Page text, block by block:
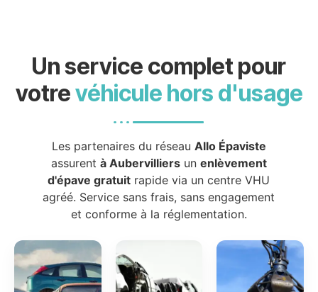
Un service complet pour
votrevéhicule hors d'usage
Les partenaires du réseau Allo Épaviste
assurent à Aubervilliersun enlèvement
d'épave gratuit rapide via un centre VHU
agréé. Service sans frais, sans engagement
et conforme à la réglementation.